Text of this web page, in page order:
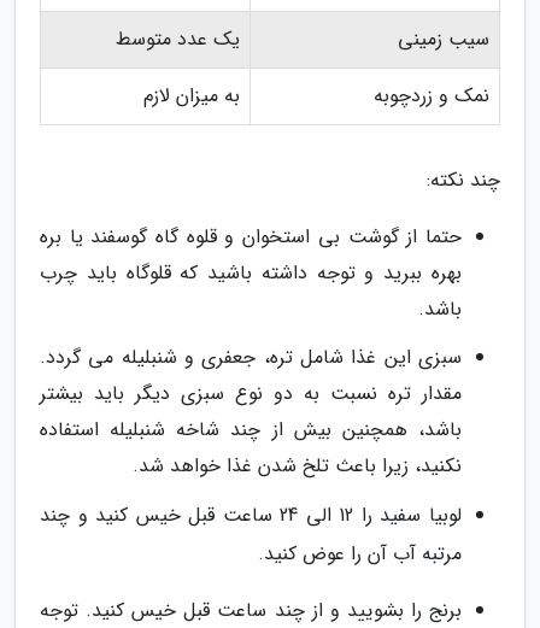
سیب زمینی
یک عدد متوسط
نمک و زردچوبه
به میزان لازم
چند نکته:
حتما از گوشت بی استخوان و قلوه گاه گوسفند یا بره
بهره ببرید و توجه داشته باشید که قلوگاه باید چرب
باشد.
سبزی این غذا شامل تره، جعفری و شنبلیله می گردد.
مقدار تره نسبت به دو نوع سبزی دیگر باید بیشتر
باشد، همچنین بیش از چند شاخه شنبلیله استفاده
نکنید، زیرا باعث تلخ شدن غذا خواهد شد.
لوبیا سفید را 12 الی 24 ساعت قبل خیس کنید و چند
مرتبه آب آن را عوض کنید.
برنج را بشویید و از چند ساعت قبل خیس کنید. توجه